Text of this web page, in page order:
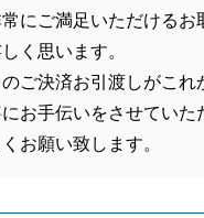
にご満足いただけるお
く思います。
ご決済お引渡しがこれ
お手伝いをさせていた
お願い致します。